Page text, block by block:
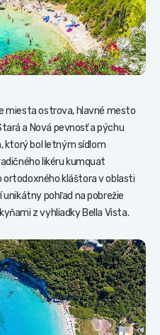
miesta ostrova, hlavné mesto
a Nová pevnosť a pýchu
ktorý bol letným sídlom
likéru kumquat
ortodoxného kláštora v oblasti
pohľad na pobrežie
z vyhliadky Bella Vista.